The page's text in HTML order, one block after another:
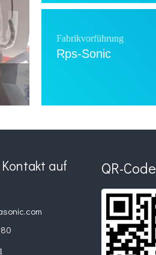
Fabrikvorführung
Rps-Sonic
Fabrikvorführung
auf QR-Code